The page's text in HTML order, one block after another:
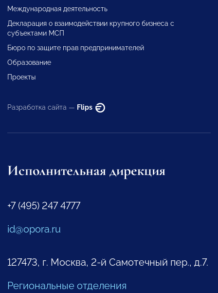
Международная деятельность
Декларация о взаимодействии крупного бизнеса с
субъектами МСП
Бюро по защите прав предпринимателей
Образование
Проекты
Разработка сайта — Flips
Исполнительная дирекция
+7 (495) 247 4777
id@opora.ru
127473, г. Москва, 2-й Самотечный пер., д.7.
Региональные отделения